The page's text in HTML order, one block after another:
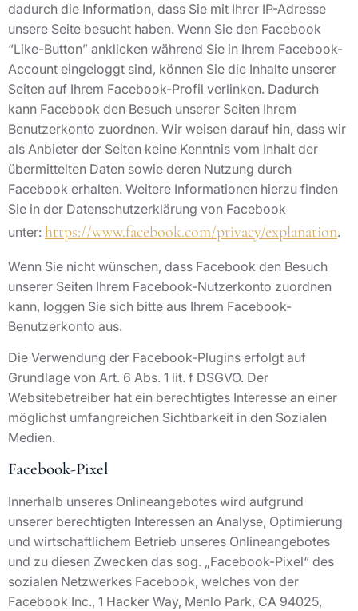
dadurch die Information, dass Sie mit Ihrer IP-Adresse
unsere Seite besucht haben. Wenn Sie den Facebook
“Like-Button” anklicken während Sie in Ihrem Facebook-
Account eingeloggt sind, können Sie die Inhalte unserer
Seiten auf Ihrem Facebook-Profil verlinken. Dadurch
kann Facebook den Besuch unserer Seiten Ihrem
Benutzerkonto zuordnen. Wir weisen darauf hin, dass wir
als Anbieter der Seiten keine Kenntnis vom Inhalt der
übermittelten Daten sowie deren Nutzung durch
Facebook erhalten. Weitere Informationen hierzu finden
Sie in der Datenschutzerklärung von Facebook
unter: https://www.facebook.com/privacy/explanation.
Wenn Sie nicht wünschen, dass Facebook den Besuch
unserer Seiten Ihrem Facebook-Nutzerkonto zuordnen
kann, loggen Sie sich bitte aus Ihrem Facebook-
Benutzerkonto aus.
Die Verwendung der Facebook-Plugins erfolgt auf
Grundlage von Art. 6 Abs. 1 lit. f DSGVO. Der
Websitebetreiber hat ein berechtigtes Interesse an einer
möglichst umfangreichen Sichtbarkeit in den Sozialen
Medien.
Facebook-Pixel
Innerhalb unseres Onlineangebotes wird aufgrund
unserer berechtigten Interessen an Analyse, Optimierung
und wirtschaftlichem Betrieb unseres Onlineangebotes
und zu diesen Zwecken das sog. „Facebook-Pixel“ des
sozialen Netzwerkes Facebook, welches von der
Facebook Inc., 1 Hacker Way, Menlo Park, CA 94025,